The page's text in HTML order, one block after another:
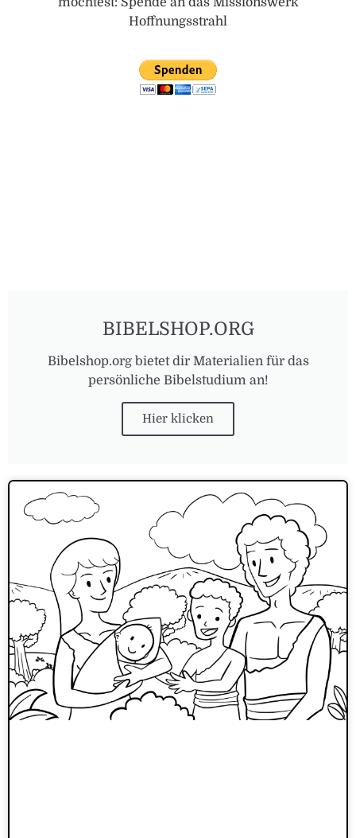
Hoffnungsstrahl
BIBELSHOP.ORG
Bibelshop.org bietet dir Materialien für das
persönliche Bibelstudium an!
Hier klicken